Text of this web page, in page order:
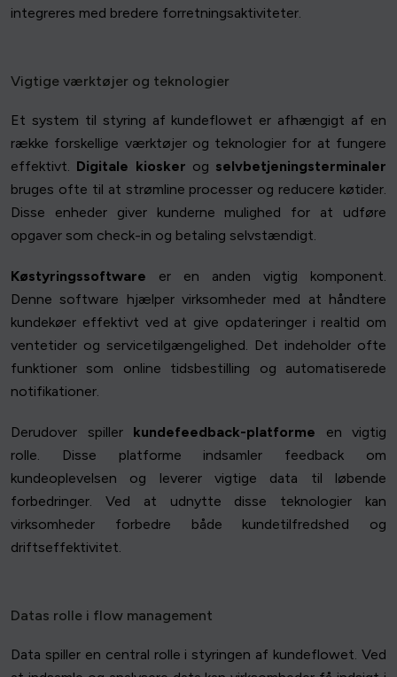
integreres med bredere forretningsaktiviteter.
Vigtige værktøjer og teknologier
Et system til styring af kundeflowet er afhængigt af en
række forskellige værktøjer og teknologier for at fungere
effektivt. Digitale kiosker og selvbetjeningsterminaler
bruges ofte til at strømline processer og reducere køtider.
Disse enheder giver kunderne mulighed for at udføre
opgaver som check-in og betaling selvstændigt.
Køstyringssoftware er en anden vigtig komponent.
Denne software hjælper virksomheder med at håndtere
kundekøer effektivt ved at give opdateringer i realtid om
ventetider og servicetilgængelighed. Det indeholder ofte
funktioner som online tidsbestilling og automatiserede
notifikationer.
Derudover spiller kundefeedback-platforme en vigtig
rolle. Disse platforme indsamler feedback om
kundeoplevelsen og leverer vigtige data til løbende
forbedringer. Ved at udnytte disse teknologier kan
virksomheder forbedre både kundetilfredshed og
driftseffektivitet.
Datas rolle i flow management
Data spiller en central rolle i styringen af kundeflowet. Ved